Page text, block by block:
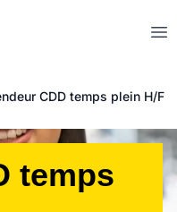
CDD temps plein H/F
temps